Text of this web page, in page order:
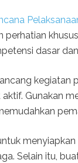
perhatian
dasar
kegiatan
Gunakan
Selain itu,